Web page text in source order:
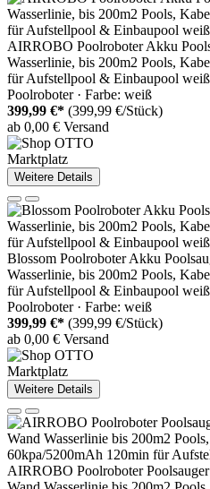
AIRROBO Poolroboter Akku
Wasserlinie, bis 200m2 Pools,
für Aufstellpool & Einbaupool weiß
Poolroboter · Farbe: weiß
399,99 €* (399,99 €/Stück)
ab 0,00 € Versand
Marktplatz
Weitere Details
Blossom Poolroboter Akku
Wasserlinie, bis 200m2 Pools,
für Aufstellpool & Einbaupool weiß
Poolroboter · Farbe: weiß
399,99 €* (399,99 €/Stück)
ab 0,00 € Versand
Marktplatz
Weitere Details
AIRROBO Poolroboter